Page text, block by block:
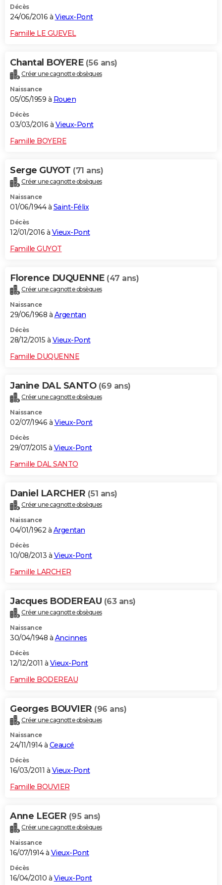
Décès
24/06/2016 à Vieux-Pont
Famille LE GUEVEL
Chantal BOYERE (56 ans)
Créer une cagnotte obsèques
Naissance
05/05/1959 à Rouen
Décès
03/03/2016 à Vieux-Pont
Famille BOYERE
Serge GUYOT (71 ans)
Créer une cagnotte obsèques
Naissance
01/06/1944 à Saint-Félix
Décès
12/01/2016 à Vieux-Pont
Famille GUYOT
Florence DUQUENNE (47 ans)
Créer une cagnotte obsèques
Naissance
29/06/1968 à Argentan
Décès
28/12/2015 à Vieux-Pont
Famille DUQUENNE
Janine DAL SANTO (69 ans)
Créer une cagnotte obsèques
Naissance
02/07/1946 à Vieux-Pont
Décès
29/07/2015 à Vieux-Pont
Famille DAL SANTO
Daniel LARCHER (51 ans)
Créer une cagnotte obsèques
Naissance
04/01/1962 à Argentan
Décès
10/08/2013 à Vieux-Pont
Famille LARCHER
Jacques BODEREAU (63 ans)
Créer une cagnotte obsèques
Naissance
30/04/1948 à Ancinnes
Décès
12/12/2011 à Vieux-Pont
Famille BODEREAU
Georges BOUVIER (96 ans)
Créer une cagnotte obsèques
Naissance
24/11/1914 à Ceaucé
Décès
16/03/2011 à Vieux-Pont
Famille BOUVIER
Anne LEGER (95 ans)
Créer une cagnotte obsèques
Naissance
16/07/1914 à Vieux-Pont
Décès
16/04/2010 à Vieux-Pont